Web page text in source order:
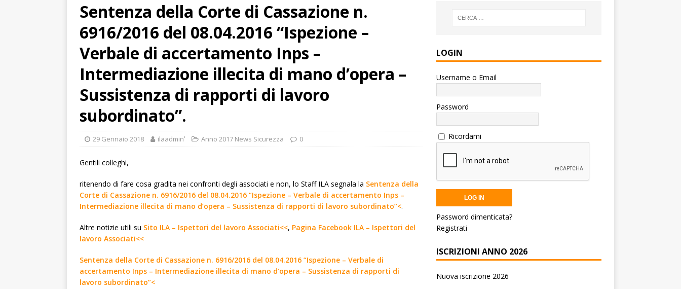
Sentenza della Corte di Cassazione n.
6916/2016 del 08.04.2016 “Ispezione –
Verbale di accertamento Inps –
Intermediazione illecita di mano d’opera –
Sussistenza di rapporti di lavoro
subordinato”.
29 Gennaio 2018 ilaadminʹ Anno 2017 News Sicurezza 0
Gentili colleghi,
ritenendo di fare cosa gradita nei confronti degli associati e non, lo Staff ILA segnala la Sentenza della
Corte di Cassazione n. 6916/2016 del 08.04.2016 “Ispezione – Verbale di accertamento Inps –
Intermediazione illecita di mano d’opera – Sussistenza di rapporti di lavoro subordinato”<.
Altre notizie utili su Sito ILA – Ispettori del lavoro Associati<<, Pagina Facebook ILA – Ispettori del
lavoro Associati<<
Sentenza della Corte di Cassazione n. 6916/2016 del 08.04.2016 “Ispezione – Verbale di
accertamento Inps – Intermediazione illecita di mano d’opera – Sussistenza di rapporti di
lavoro subordinato”<
LOGIN
Username o Email
Password
Ricordami
Password dimenticata?
Registrati
ISCRIZIONI ANNO 2026
Nuova iscrizione 2026